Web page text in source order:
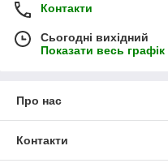
Контакти
Сьогодні вихідний
Показати весь
Про нас
Контакти